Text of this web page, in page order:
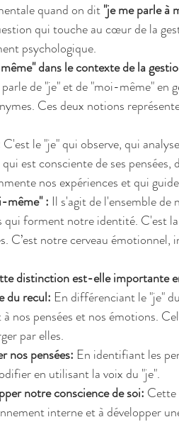
quand on dit "je me parle à
qui touche au cœur de la
psychologique.
dans le contexte de la
de "je" et de "moi-même" en
Ces deux notions
C'est le "je" qui observe, qui
est consciente de ses
nos expériences et qui
même" : Il s'agit de l'ensemble de
qui forment notre identité. C'est
C’est notre cerveau émotionnel,
distinction est-elle importante
du recul: En différenciant le "je"
nos pensées et nos émotions.
par elles.
nos pensées: En identifiant les
en utilisant la voix du "je".
notre conscience de soi: Cette
interne et à développer